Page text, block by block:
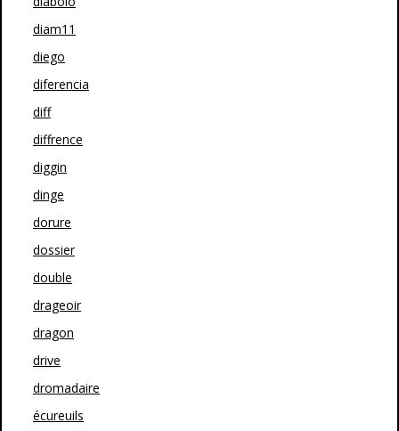
diam11
diego
diferencia
diff
diffrence
diggin
dinge
dorure
dossier
double
drageoir
dragon
drive
dromadaire
écureuils